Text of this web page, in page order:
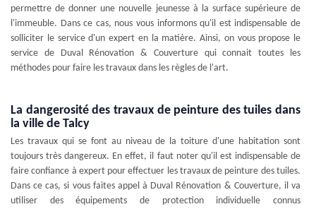
permettre de donner une nouvelle jeunesse à la surface supérieure de
l'immeuble. Dans ce cas, nous vous informons qu'il est indispensable de
solliciter le service d'un expert en la matière. Ainsi, on vous propose le
service de Duval Rénovation & Couverture qui connait toutes les
méthodes pour faire les travaux dans les règles de l'art.
La dangerosité des travaux de peinture des tuiles dans
la ville de Talcy
Les travaux qui se font au niveau de la toiture d'une habitation sont
toujours très dangereux. En effet, il faut noter qu'il est indispensable de
faire confiance à expert pour effectuer les travaux de peinture des tuiles.
Dans ce cas, si vous faites appel à Duval Rénovation & Couverture, il va
utiliser des équipements de protection individuelle connus